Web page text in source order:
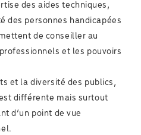
des aides techniques,
des personnes handicapées
de conseiller au
et les pouvoirs
et la diversité des publics,
différente mais surtout
d’un point de vue